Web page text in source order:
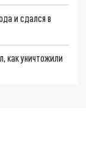
и сдался в
как уничтожили